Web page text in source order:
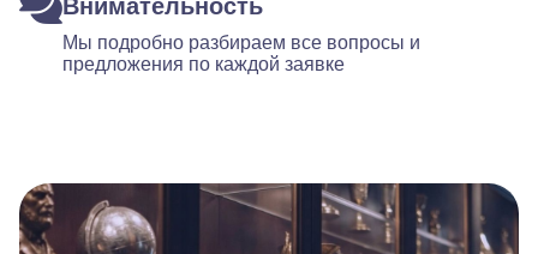
Внимательность
Мы подробно разбираем все вопросы и
предложения по каждой заявке